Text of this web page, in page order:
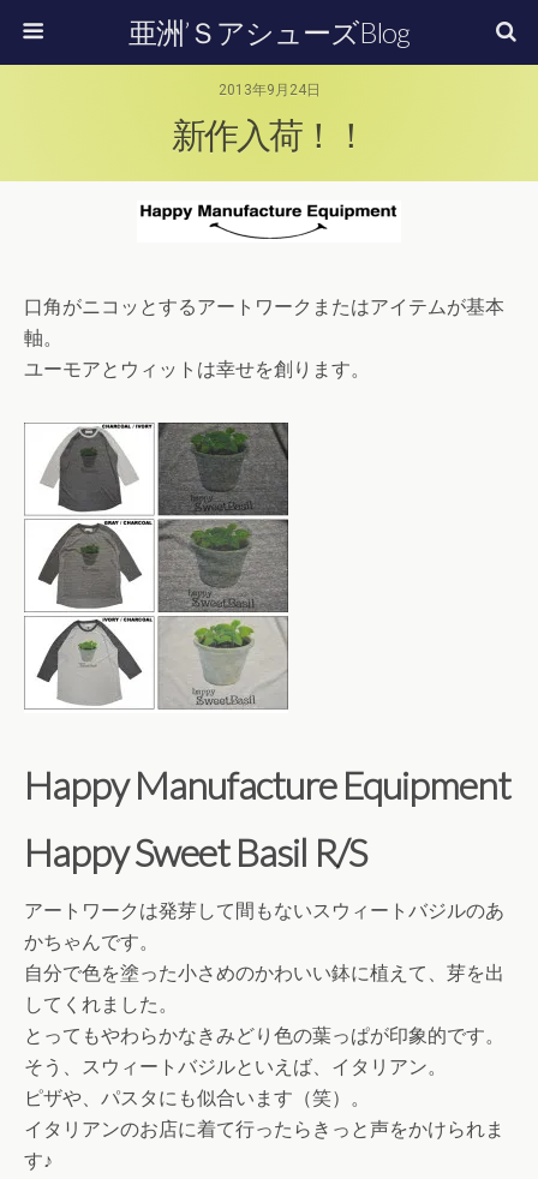
亜洲’ＳアシューズBlog
2013年9月24日
新作入荷！！
口角がニコッとするアートワークまたはアイテムが基本
軸。
ユーモアとウィットは幸せを創ります。
Happy Manufacture Equipment
Happy Sweet Basil R/S
アートワークは発芽して間もないスウィートバジルのあ
かちゃんです。
自分で色を塗った小さめのかわいい鉢に植えて、芽を出
してくれました。
とってもやわらかなきみどり色の葉っぱが印象的です。
そう、スウィートバジルといえば、イタリアン。
ピザや、パスタにも似合います（笑）。
イタリアンのお店に着て行ったらきっと声をかけられま
す♪